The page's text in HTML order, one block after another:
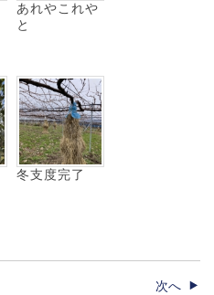
あれやこれや
と
冬支度完了
次へ